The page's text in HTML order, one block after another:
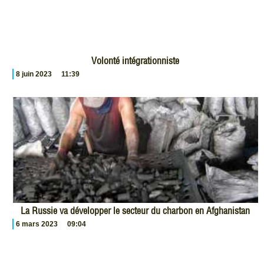
Volonté intégrationniste
8 juin 2023 11:39
La Russie va développer le secteur du charbon en Afghanistan
6 mars 2023 09:04